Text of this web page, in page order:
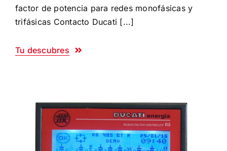
factor de potencia para redes monofásicas y
trifásicas Contacto Ducati [...]
Tu descubres